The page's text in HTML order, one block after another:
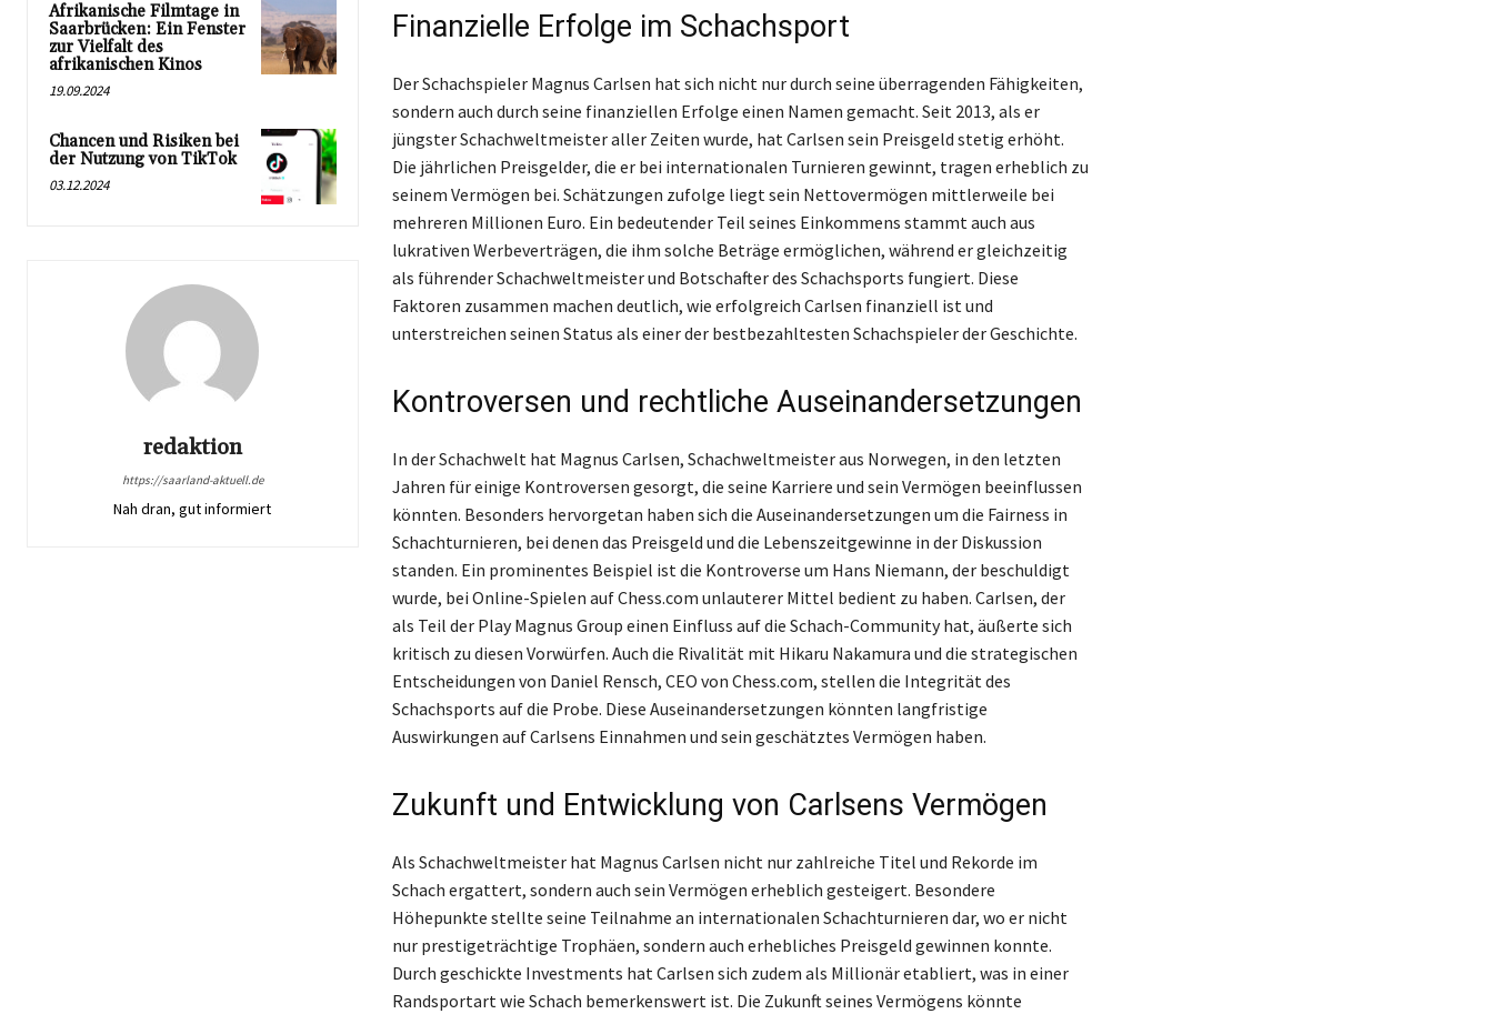
Afrikanische Filmtage in
Saarbrücken: Ein Fenster
zur Vielfalt des
afrikanischen Kinos
19.09.2024
Chancen und Risiken bei
der Nutzung von TikTok
03.12.2024
redaktion
https://saarland-aktuell.de
Nah dran, gut informiert
Finanzielle Erfolge im Schachsport
Der Schachspieler Magnus Carlsen hat sich nicht nur durch seine überragenden Fähigkeiten,
sondern auch durch seine finanziellen Erfolge einen Namen gemacht. Seit 2013, als er
jüngster Schachweltmeister aller Zeiten wurde, hat Carlsen sein Preisgeld stetig erhöht.
Die jährlichen Preisgelder, die er bei internationalen Turnieren gewinnt, tragen erheblich zu
seinem Vermögen bei. Schätzungen zufolge liegt sein Nettovermögen mittlerweile bei
mehreren Millionen Euro. Ein bedeutender Teil seines Einkommens stammt auch aus
lukrativen Werbeverträgen, die ihm solche Beträge ermöglichen, während er gleichzeitig
als führender Schachweltmeister und Botschafter des Schachsports fungiert. Diese
Faktoren zusammen machen deutlich, wie erfolgreich Carlsen finanziell ist und
unterstreichen seinen Status als einer der bestbezahltesten Schachspieler der Geschichte.
Kontroversen und rechtliche Auseinandersetzungen
In der Schachwelt hat Magnus Carlsen, Schachweltmeister aus Norwegen, in den letzten
Jahren für einige Kontroversen gesorgt, die seine Karriere und sein Vermögen beeinflussen
könnten. Besonders hervorgetan haben sich die Auseinandersetzungen um die Fairness in
Schachturnieren, bei denen das Preisgeld und die Lebenszeitgewinne in der Diskussion
standen. Ein prominentes Beispiel ist die Kontroverse um Hans Niemann, der beschuldigt
wurde, bei Online-Spielen auf Chess.com unlauterer Mittel bedient zu haben. Carlsen, der
als Teil der Play Magnus Group einen Einfluss auf die Schach-Community hat, äußerte sich
kritisch zu diesen Vorwürfen. Auch die Rivalität mit Hikaru Nakamura und die strategischen
Entscheidungen von Daniel Rensch, CEO von Chess.com, stellen die Integrität des
Schachsports auf die Probe. Diese Auseinandersetzungen könnten langfristige
Auswirkungen auf Carlsens Einnahmen und sein geschätztes Vermögen haben.
Zukunft und Entwicklung von Carlsens Vermögen
Als Schachweltmeister hat Magnus Carlsen nicht nur zahlreiche Titel und Rekorde im
Schach ergattert, sondern auch sein Vermögen erheblich gesteigert. Besondere
Höhepunkte stellte seine Teilnahme an internationalen Schachturnieren dar, wo er nicht
nur prestigeträchtige Trophäen, sondern auch erhebliches Preisgeld gewinnen konnte.
Durch geschickte Investments hat Carlsen sich zudem als Millionär etabliert, was in einer
Randsportart wie Schach bemerkenswert ist. Die Zukunft seines Vermögens könnte